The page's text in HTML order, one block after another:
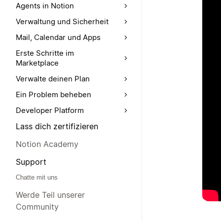
Agents in Notion
Verwaltung und Sicherheit
Mail, Calendar und Apps
Erste Schritte im
Marketplace
Verwalte deinen Plan
Ein Problem beheben
Developer Platform
Lass dich zertifizieren
Notion Academy
Support
Chatte mit uns
Werde Teil unserer
Community